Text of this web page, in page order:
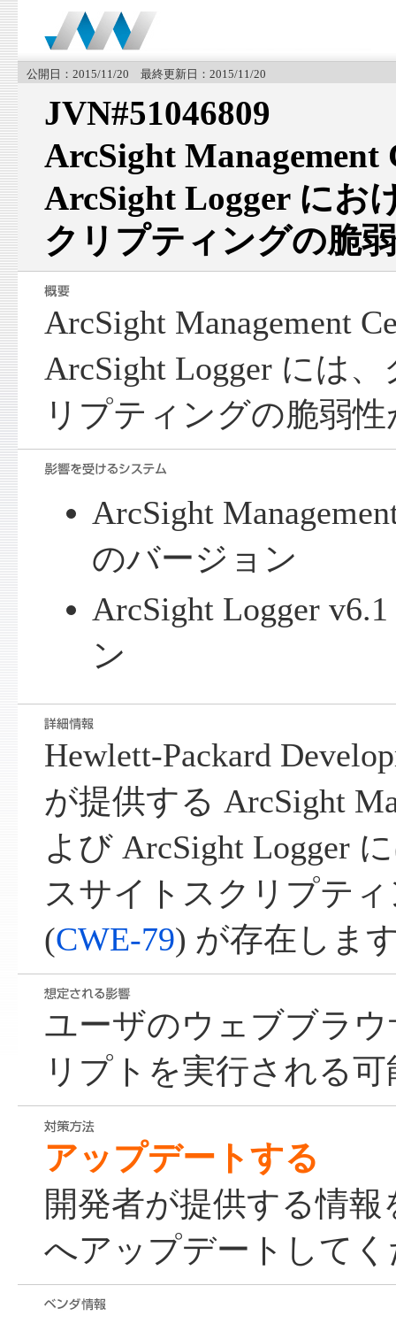
公開日：2015/11/20 最終更新日：2015/11/20
JVN#51046809
ArcSight Management
ArcSight Logger にお
クリプティングの脆
ArcSight Management
ArcSight Logger には
リプティングの脆弱
ArcSight
のバージョン
ArcSight Logger
ン
Hewlett-Packard
が提供する ArcSight
よび ArcSight Logger
スサイトスクリプテ
(CWE-79) が存在しま
ユーザのウェブブラ
リプトを実行される
アップデートする
開発者が提供する情
へアップデートして